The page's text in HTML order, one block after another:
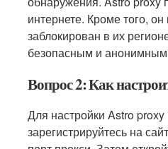
интернете. Кроме того,
заблокирован в их
безопасным и
Вопрос 2: Как
Для настройки Astro
зарегистрируйтесь на